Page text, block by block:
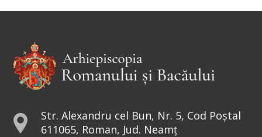
Ev. Matei 17, 24-27; 18, 1-4
Preia articolele Doxologia în site-ul tău!
Str. Alexandru cel Bun, Nr. 5, Cod Poștal
611065, Roman, Jud. Neamț